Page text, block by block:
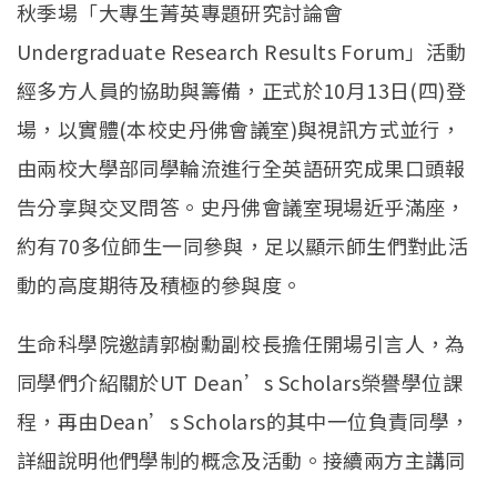
秋季場「大專生菁英專題研究討論會
Undergraduate Research Results Forum」活動
經多方人員的協助與籌備，正式於10月13日(四)登
場，以實體(本校史丹佛會議室)與視訊方式並行，
由兩校大學部同學輪流進行全英語研究成果口頭報
告分享與交叉問答。史丹佛會議室現場近乎滿座，
約有70多位師生一同參與，足以顯示師生們對此活
動的高度期待及積極的參與度。
生命科學院邀請郭樹勳副校長擔任開場引言人，為
同學們介紹關於UT Dean’s Scholars榮譽學位課
程，再由Dean’s Scholars的其中一位負責同學，
詳細說明他們學制的概念及活動。接續兩方主講同